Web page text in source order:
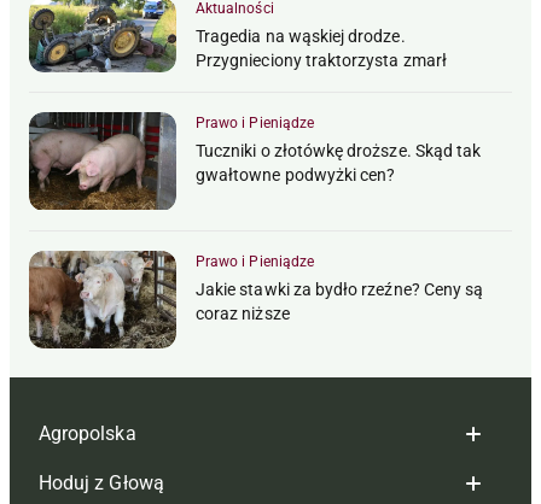
Aktualności
Tragedia na wąskiej drodze.
Przygnieciony traktorzysta zmarł
Prawo i Pieniądze
Tuczniki o złotówkę droższe. Skąd tak
gwałtowne podwyżki cen?
Prawo i Pieniądze
Jakie stawki za bydło rzeźne? Ceny są
coraz niższe
Agropolska
Redakcja
Hoduj z Głową